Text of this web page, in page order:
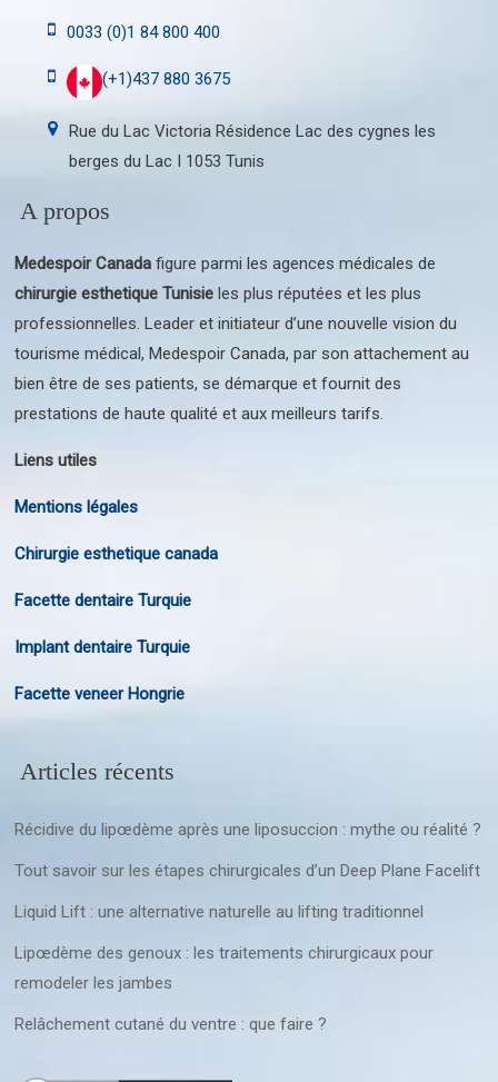
0033 (0)1 84 800 400
(+1)437 880 3675
Rue du Lac Victoria Résidence Lac des cygnes les
berges du Lac I 1053 Tunis
A propos
Medespoir Canada figure parmi les agences médicales de
chirurgie esthetique Tunisie les plus réputées et les plus
professionnelles. Leader et initiateur d’une nouvelle vision du
tourisme médical, Medespoir Canada, par son attachement au
bien être de ses patients, se démarque et fournit des
prestations de haute qualité et aux meilleurs tarifs.
Liens utiles
Mentions légales
Chirurgie esthetique canada
Facette dentaire Turquie
Implant dentaire Turquie
Facette veneer Hongrie
Articles récents
Récidive du lipœdème après une liposuccion : mythe ou réalité ?
Tout savoir sur les étapes chirurgicales d’un Deep Plane Facelift
Liquid Lift : une alternative naturelle au lifting traditionnel
Lipœdème des genoux : les traitements chirurgicaux pour
remodeler les jambes
Relâchement cutané du ventre : que faire ?